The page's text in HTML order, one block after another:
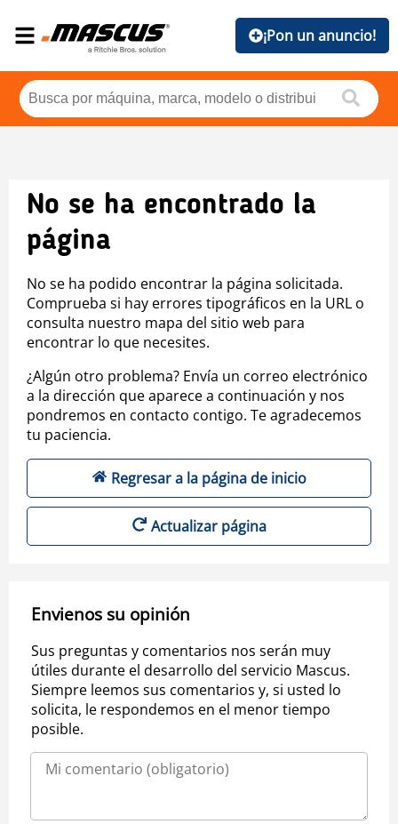
¡Pon un anuncio!
No se ha encontrado la
página
No se ha podido encontrar la página solicitada.
Comprueba si hay errores tipográficos en la URL o
consulta nuestro mapa del sitio web para
encontrar lo que necesites.
¿Algún otro problema? Envía un correo electrónico
a la dirección que aparece a continuación y nos
pondremos en contacto contigo. Te agradecemos
tu paciencia.
Regresar a la página de inicio
Actualizar página
Envienos su opinión
Sus preguntas y comentarios nos serán muy
útiles durante el desarrollo del servicio Mascus.
Siempre leemos sus comentarios y, si usted lo
solicita, le respondemos en el menor tiempo
posible.